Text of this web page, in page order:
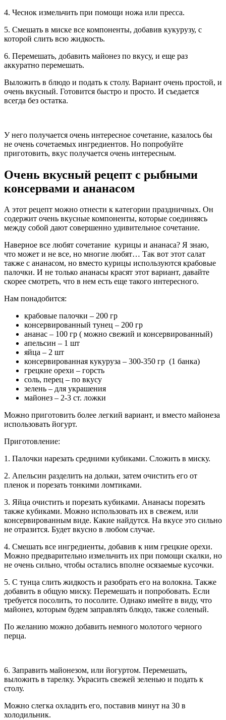
4. Чеснок измельчить при помощи ножа или пресса.
5. Смешать в миске все компоненты, добавив кукурузу, с
которой слить всю жидкость.
6. Перемешать, добавить майонез по вкусу, и еще раз
аккуратно перемешать.
Выложить в блюдо и подать к столу. Вариант очень простой, и
очень вкусный. Готовится быстро и просто. И съедается
всегда без остатка.
У него получается очень интересное сочетание, казалось бы
не очень сочетаемых ингредиентов. Но попробуйте
приготовить, вкус получается очень интересным.
Очень вкусный рецепт с рыбными
консервами и ананасом
А этот рецепт можно отнести к категории праздничных. Он
содержит очень вкусные компоненты, которые соединяясь
между собой дают совершенно удивительное сочетание.
Наверное все любят сочетание курицы и ананаса? Я знаю,
что может и не все, но многие любят… Так вот этот салат
также с ананасом, но вместо курицы используются крабовые
палочки. И не только ананасы красят этот вариант, давайте
скорее смотреть, что в нем есть еще такого интересного.
Нам понадобится:
крабовые палочки – 200 гр
консервированный тунец – 200 гр
ананас – 100 гр ( можно свежий и консервированный)
апельсин – 1 шт
яйца – 2 шт
консервированная кукуруза – 300-350 гр (1 банка)
грецкие орехи – горсть
соль, перец – по вкусу
зелень – для украшения
майонез – 2-3 ст. ложки
Можно приготовить более легкий вариант, и вместо майонеза
использовать йогурт.
Приготовление:
1. Палочки нарезать средними кубиками. Сложить в миску.
2. Апельсин разделить на дольки, затем очистить его от
пленок и порезать тонкими ломтиками.
3. Яйца очистить и порезать кубиками. Ананасы порезать
также кубиками. Можно использовать их в свежем, или
консервированным виде. Какие найдутся. На вкусе это сильно
не отразится. Будет вкусно в любом случае.
4. Смешать все ингредиенты, добавив к ним грецкие орехи.
Можно предварительно измельчить их при помощи скалки, но
не очень сильно, чтобы остались вполне осязаемые кусочки.
5. С тунца слить жидкость и разобрать его на волокна. Также
добавить в общую миску. Перемешать и попробовать. Если
требуется посолить, то посолите. Однако имейте в виду, что
майонез, которым будем заправлять блюдо, также соленый.
По желанию можно добавить немного молотого черного
перца.
6. Заправить майонезом, или йогуртом. Перемешать,
выложить в тарелку. Украсить свежей зеленью и подать к
столу.
Можно слегка охладить его, поставив минут на 30 в
холодильник.